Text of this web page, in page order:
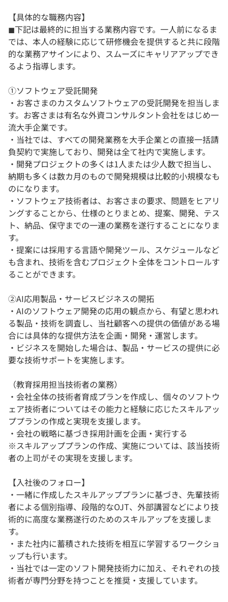
【具体的な職務内容】
◼︎下記は最終的に担当する業務内容です。一人前になるま
では、本人の経験に応じて研修機会を提供すると共に段階
的な業務アサインにより、スムーズにキャリアアップでき
るよう指導します。
①ソフトウェア受託開発
・お客さまのカスタムソフトウェアの受託開発を担当しま
す。お客さまは有名な外資コンサルタント会社をはじめ一
流大手企業です。
・当社では、すべての開発業務を大手企業との直接一括請
負契約で実施しており、開発は全て社内で実施します。
・開発プロジェクトの多くは1人または少人数で担当し、
納期も多くは数カ月のもので開発規模は比較的小規模なも
のになります。
・ソフトウェア技術者は、お客さまの要求、問題をヒアリ
ングすることから、仕様のとりまとめ、提案、開発、テス
ト、納品、保守までの一連の業務を遂行することになりま
す。
・提案には採用する言語や開発ツール、スケジュールなど
も含まれ、技術を含むプロジェクト全体をコントロールす
ることができます。
②AI応用製品・サービスビジネスの開拓
・AIのソフトウェア開発の応用の観点から、有望と思われ
る製品・技術を調査し、当社顧客への提供の価値がある場
合には具体的な提供方法を企画・開発・運営します。
・ビジネスを開始した場合は、製品・サービスの提供に必
要な技術サポートを実施します。
（教育採用担当技術者の業務）
・会社全体の技術者育成プランを作成し、個々のソフトウ
ェア技術者についてはその能力と経験に応じたスキルアッ
ププランの作成と実現を支援します。
・会社の戦略に基づき採用計画を企画・実行する
※スキルアッププランの作成、実施については、該当技術
者の上司がその実現を支援します。
【入社後のフォロー】
・一緒に作成したスキルアッププランに基づき、先輩技術
者による個別指導、段階的なOJT、外部講習などにより技
術的に高度な業務遂行のためのスキルアップを支援しま
す。
・また社内に蓄積された技術を相互に学習するワークショ
ップも行います。
・当社では一定のソフト開発技術力に加え、それぞれの技
術者が専門分野を持つことを推奨・支援しています。